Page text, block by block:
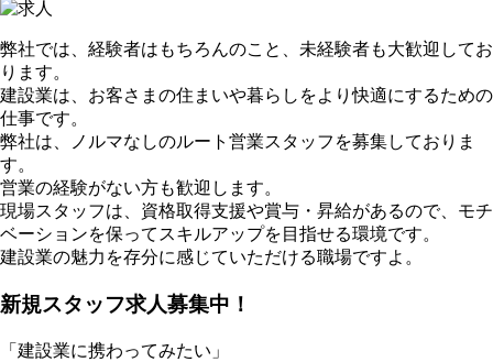
弊社では、経験者はもちろんのこと、未経験者も大歓迎してお
ります。
建設業は、お客さまの住まいや暮らしをより快適にするための
仕事です。
弊社は、ノルマなしのルート営業スタッフを募集しておりま
す。
営業の経験がない方も歓迎します。
現場スタッフは、資格取得支援や賞与・昇給があるので、モチ
ベーションを保ってスキルアップを目指せる環境です。
建設業の魅力を存分に感じていただける職場ですよ。
新規スタッフ求人募集中！
「建設業に携わってみたい」